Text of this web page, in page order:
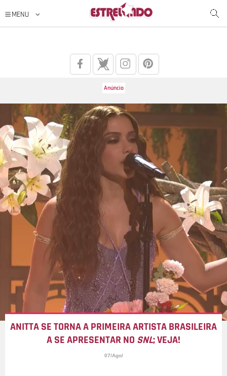
ANITTA SE TORNA A PRIMEIRA ARTISTA BRASILEIRA
A SE APRESENTAR NO SNL; VEJA!
07/Ago/